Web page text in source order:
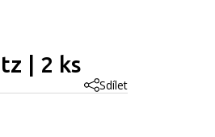
| 2 ks
Sdílet